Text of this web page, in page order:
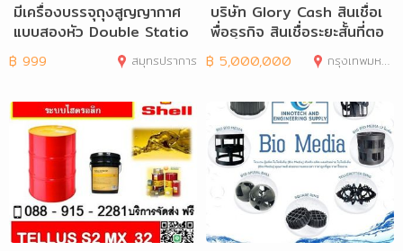
มีเครื่องบรรจุถุงสูญญากาศ
แบบสองหัว Double Statio
n Vacuum Pa
฿ 999 สมุทรปราการ
บริษัท Glory Cash สินเชื่อเ
พื่อธุรกิจ สินเชื่อระยะสั้นที่ตอ
฿ 5,000,000 กรุงเทพมหานคร